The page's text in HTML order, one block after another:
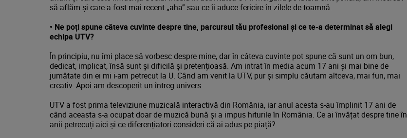
să aflăm și care a fost mai recent „aha” sau ce îi aduce fericire în zilele de toamnă.
• Ne poți spune câteva cuvinte despre tine, parcursul tău profesional și ce te-a determinat să alegi
echipa UTV?
În principiu, nu îmi place să vorbesc despre mine, dar în câteva cuvinte pot spune că sunt un om bun,
dedicat, implicat, însă sunt și dificilă și pretențioasă. Am intrat în media acum 17 ani și mai bine de
jumătate din ei mi i-am petrecut la U. Când am venit la UTV, pur și simplu căutam altceva, mai fun, mai
creativ. Apoi am descoperit un întreg univers.
UTV a fost prima televiziune muzicală interactivă din România, iar anul acesta s-au împlinit 17 ani de
când aceasta s-a ocupat doar de muzică bună și a impus hiturile în România. Ce ai învățat despre tine în
anii petrecuți aici și ce diferențiatori consideri că ai adus pe piață?